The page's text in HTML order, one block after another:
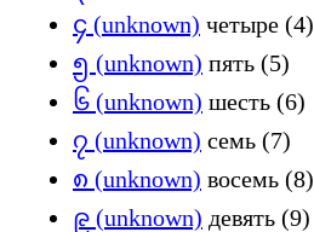
၄ (unknown) четыре (4)
၅ (unknown) пять (5)
၆ (unknown) шесть (6)
၇ (unknown) семь (7)
၈ (unknown) восемь (8)
၉ (unknown) девять (9)